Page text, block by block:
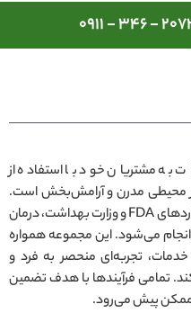
به مشتریان خود با استفاده از
محیطی مدرن و آرامش‌بخش است.
تمامی خدمات ارائه‌شده مطابق با استانداردهای FDA و وزارت بهداشت، درمان
می‌شود. این مجموعه همواره
تجربه‌ای منحصر به فرد و
تمامی فرآیندها با هدف تضمین
ممکن پیش می‌رود.